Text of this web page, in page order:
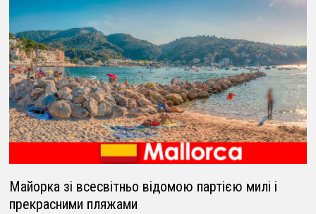
Майорка зі всесвітньо відомою партією милі і
прекрасними пляжами